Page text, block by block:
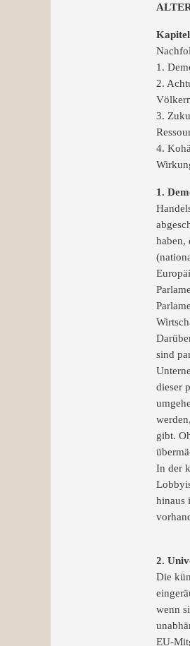
1.
2.
3.
4.
1.
haben,
sind
dieser
gibt.
In der
hinaus
2.
Die
wenn
EU-